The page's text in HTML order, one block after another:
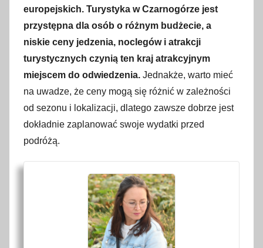
europejskich. Turystyka w Czarnogórze jest
przystępna dla osób o różnym budżecie, a
niskie ceny jedzenia, noclegów i atrakcji
turystycznych czynią ten kraj atrakcyjnym
miejscem do odwiedzenia. Jednakże, warto mieć
na uwadze, że ceny mogą się różnić w zależności
od sezonu i lokalizacji, dlatego zawsze dobrze jest
dokładnie zaplanować swoje wydatki przed
podróżą.